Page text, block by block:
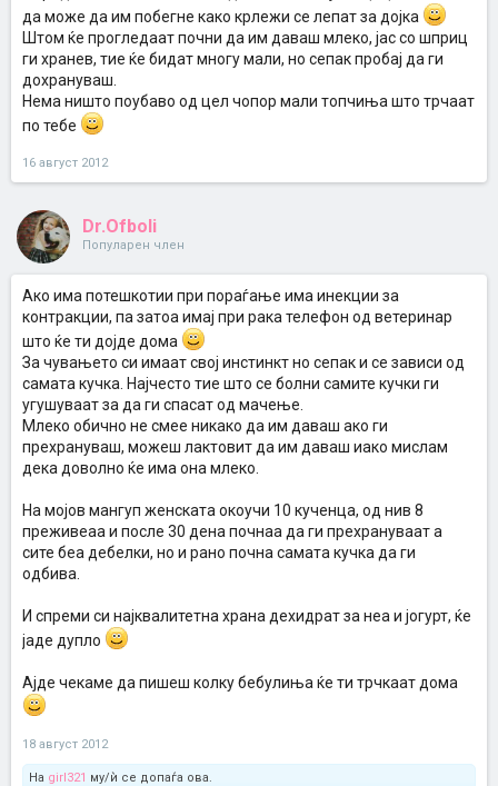
да може да им побегне како крлежи се лепат за дојка
Штом ќе прогледаат почни да им даваш млеко, јас со шприц
ги хранев, тие ќе бидат многу мали, но сепак пробај да ги
дохрануваш.
Нема ништо поубаво од цел чопор мали топчиња што трчаат
по тебе
16 август 2012
Dr.Ofboli
Популарен член
Ако има потешкотии при пораѓање има инекции за
контракции, па затоа имај при рака телефон од ветеринар
што ќе ти дојде дома
За чувањето си имаат свој инстинкт но сепак и се зависи од
самата кучка. Најчесто тие што се болни самите кучки ги
угушуваат за да ги спасат од мачење.
Млеко обично не смее никако да им даваш ако ги
прехрануваш, можеш лактовит да им даваш иако мислам
дека доволно ќе има она млеко.
На мојов мангуп женската окоучи 10 кученца, од нив 8
преживеаа и после 30 дена почнаа да ги прехрануваат а
сите беа дебелки, но и рано почна самата кучка да ги
одбива.
И спреми си најквалитетна храна дехидрат за неа и јогурт, ќе
јаде дупло
Ајде чекаме да пишеш колку бебулиња ќе ти трчкаат дома
18 август 2012
На girl321 му/ѝ се допаѓа ова.